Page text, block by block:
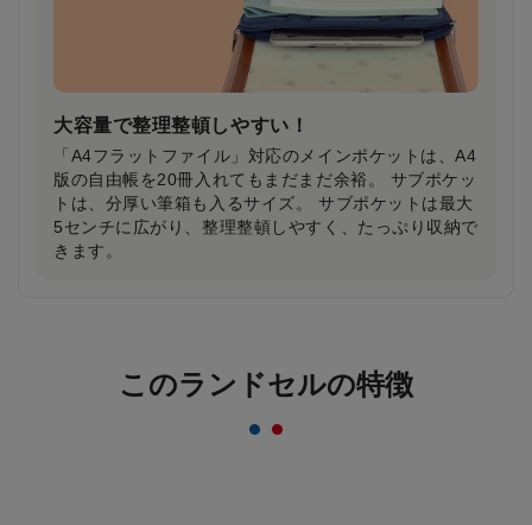
一般的な反射材はシルバーカラーが多いのに対し、安
ピカッは素材の上に特殊加工を施すことにより、素材
大容量で整理整頓しやすい！
「A4フラットファイル」対応のメインポケットは、A4
版の自由帳を20冊入れてもまだまだ余裕。 サブポケッ
トは、分厚い筆箱も入るサイズ。 サブポケットは最大
5センチに広がり、整理整頓しやすく、たっぷり収納で
きます。
このランドセルの特徴